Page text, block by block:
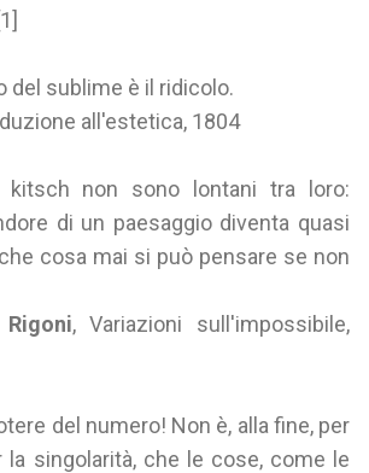
[1]
del sublime è il ridicolo.
all'estetica, 1804
non sono lontani tra loro:
di un paesaggio diventa quasi
cosa mai si può pensare se non
, Variazioni sull'impossibile,
del numero! Non è, alla fine, per
la singolarità, che le cose, come le